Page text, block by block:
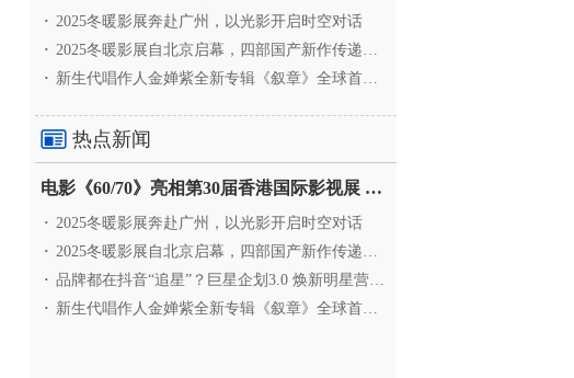
· 2025冬暖影展奔赴广州，以光影开启时空对话
· 2025冬暖影展自北京启幕，四部国产新作传递银幕温情
· 新生代唱作人金婵紫全新专辑《叙章》全球首发，颠覆
热点新闻
电影《60/70》亮相第30届香港国际影视展 冲刺戛纳备
· 2025冬暖影展奔赴广州，以光影开启时空对话
· 2025冬暖影展自北京启幕，四部国产新作传递银幕温情
· 品牌都在抖音“追星”？巨星企划3.0 焕新明星营销，让
· 新生代唱作人金婵紫全新专辑《叙章》全球首发，颠覆